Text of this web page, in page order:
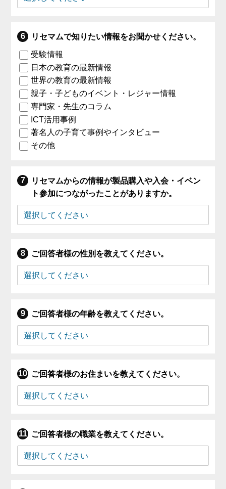
リセマムで知りたい情報をお聞かせください。
受験情報
日本の教育の最新情報
世界の教育の最新情報
親子・子どものイベント・レジャー情報
専門家・先生のコラム
ICT活用事例
著名人の子育て事例やインタビュー
その他
リセマムからの情報が製品購入や入会・イベン
ト参加につながったことがありますか。
ご回答者様の性別を教えてください。
ご回答者様の年齢を教えてください。
ご回答者様のお住まいを教えてください。
ご回答者様の職業を教えてください。